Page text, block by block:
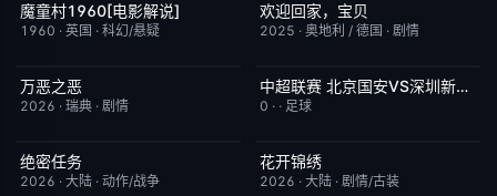
已完结
魔童村1960[电影解说]
1960 · 英国 · 科幻/悬疑
今日更新
欢迎回家，宝贝
2025 · 奥地利 / 德国 · 剧情
今日更新
万恶之恶
2026 · 瑞典 · 剧情
已完结 5.0中超联赛 北京国安VS深圳新鹏城20260807
0 · · 足球
今日更新
绝密任务
2026 · 大陆 · 动作/战争
更新至第4集
花开锦绣
2026 · 大陆 · 剧情/古装